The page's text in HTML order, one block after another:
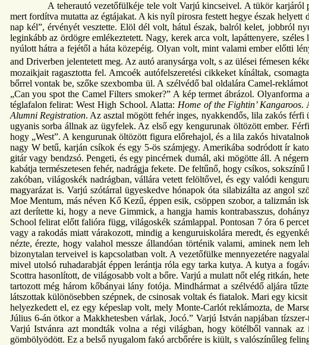
A teherautó vezetőfülkéje tele volt Varjú kincseivel. A tükör karjáról
mert fordítva mutatta az égtájakat. A kis nyíl pirosra festett hegye észak
nap kél”, érvényét vesztette. Elöl dél volt, hátul észak, balról kelet, jobbról
leginkább az ördögre emlékeztetett. Nagy, kerek arca volt, lapáttenyere,
nyúlott hátra a fejétől a háta közepéig. Olyan volt, mint valami ember előtti
and Driverben jelentetett meg. Az autó aranysárga volt, s az ülései fémesen
mozaikjait ragasztotta fel. Amcoék autófelszeretési cikkeket kínáltak,
bőrrel vontak be, szőke szexbomba ül. A szélvédő bal oldalára Camel-
„Can you spot the Camel Filters smoker?” A kép termet ábrázol.
téglafalon felirat: West High School. Alatta: Home of the Fightin’ Kangaroos.
Alumni Registration. Az asztal mögött fehér inges, nyakkendős, lila zakós
ugyanis sorba állnak az ügyfelek. Az első egy kengurunak öltözött ember.
hogy „West”. A kengurunak öltözött figura előrehajol, és a lila zakós
nagy W betű, karján csíkok és egy 5-ös számjegy. Amerikába sodródott ír
gitár vagy bendzsó. Pengeti, és egy pincérnek dumál, aki mögötte áll. A
kabátja természetesen fehér, nadrágja fekete. De feltűnő, hogy csíkos,
zakóban, világoskék nadrágban, vállára vetett felöltővel, és egy valódi
magyarázat is. Varjú szótárral ügyeskedve hónapok óta silabizálta az angol
Moe Mentum, más néven Kő Kezű, éppen esik, csöppen szobor, a talizmán
azt derítette ki, hogy a neve Gimmick, a hangja hamis kontrabasszus,
School felirat előtt falióra függ, világoskék számlappal. Pontosan 7 óra 6
vagy a rakodás miatt várakozott, mindig a kenguruiskolára meredt, és
nézte, érezte, hogy valahol messze állandóan történik valami, aminek nem
bizonytalan terveivel is kapcsolatban volt. A vezetőfülke mennyezetére
mivel utolsó ruhadarabját éppen lerántja róla egy tarka kutya. A kutya a
Scottra hasonlított, de világosabb volt a bőre. Varjú a mulatt nőt elég ritkán,
tartozott még három kőbányai lány fotója. Mindhármat a szélvédő aljára
látszottak különösebben szépnek, de csinosak voltak és fiatalok. Mari egy
helyezkedett el, ez egy képeslap volt, mely Monte-Carlót reklámozta, de
Július 6-án ötkor a Makkhetesben várlak, Jocó.” Varjú István napjában
Varjú Istvánra azt mondták volna a régi világban, hogy kötélből vannak
gömbölyödött. Ez a belső nyugalom fakó arcbőrére is kiült, s valószínűleg